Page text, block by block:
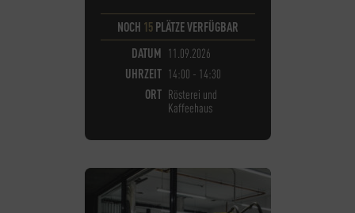
NOCH 15PLÄTZE VERFÜGBAR
DATUM 11.09.2026
UHRZEIT 14:00 - 14:30
ORT Rösterei und
Kaffeehaus